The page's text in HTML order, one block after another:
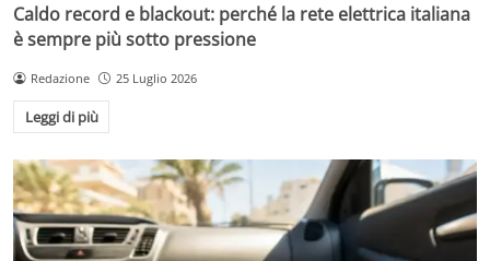
Caldo record e blackout: perché la rete elettrica italiana
è sempre più sotto pressione
Redazione 25 Luglio 2026
Leggi di più